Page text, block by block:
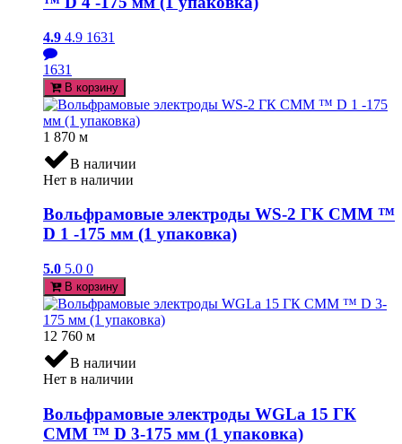
4.9 4.9 1631
1631
В корзину
1 870 м
В наличии
Нет в наличии
Вольфрамовые электроды WS-2 ГК СММ ™
D 1 -175 мм (1 упаковка)
5.0 5.0 0
В корзину
12 760 м
В наличии
Нет в наличии
Вольфрамовые электроды WGLa 15 ГК
СММ ™ D 3-175 мм (1 упаковка)